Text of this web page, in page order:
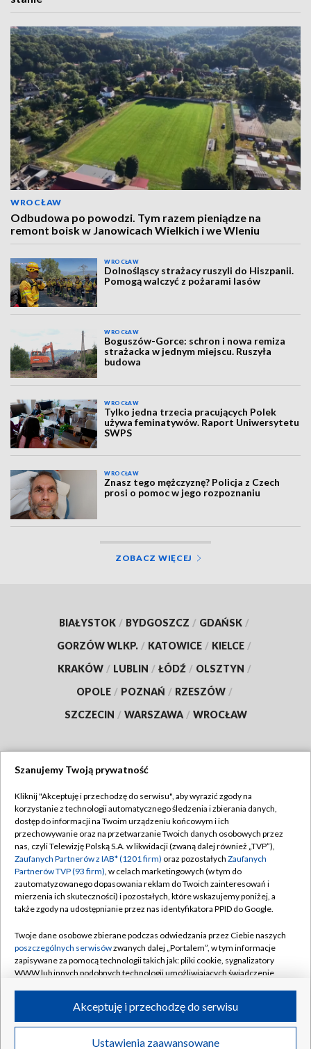
WROCŁAW
Odbudowa po powodzi. Tym razem pieniądze na
remont boisk w Janowicach Wielkich i we Wleniu
WROCŁAW
Dolnośląscy strażacy ruszyli do Hiszpanii.
Pomogą walczyć z pożarami lasów
WROCŁAW
Boguszów-Gorce: schron i nowa remiza
strażacka w jednym miejscu. Ruszyła
budowa
WROCŁAW
Tylko jedna trzecia pracujących Polek
używa feminatywów. Raport Uniwersytetu
SWPS
WROCŁAW
Znasz tego mężczyznę? Policja z Czech
prosi o pomoc w jego rozpoznaniu
ZOBACZ WIĘCEJ
BIAŁYSTOK / BYDGOSZCZ / GDAŃSK /
GORZÓW WLKP. / KATOWICE / KIELCE /
KRAKÓW / LUBLIN / ŁÓDŹ / OLSZTYN /
OPOLE / POZNAŃ / RZESZÓW /
SZCZECIN / WARSZAWA / WROCŁAW
TVP
Abonament TVP
Emisja w TVP
Centrum informacji TVP
Naziemna Telewizja Cyfrowa
Rada Programowa
System NOS
Informacje o nadawcy
Program dla prasy
Regulamin TVP
Polityka prywatności
Moje zgody
Pomoc
Kontakt
Kanały
©2026 Telewizja Polska S.A. w likwidacji
Szanujemy Twoją prywatność
Kliknij "Akceptuję i przechodzę do serwisu", aby wyrazić zgody na
korzystanie z technologii automatycznego śledzenia i zbierania danych,
dostęp do informacji na Twoim urządzeniu końcowym i ich
przechowywanie oraz na przetwarzanie Twoich danych osobowych przez
nas, czyli Telewizję Polską S.A. w likwidacji (zwaną dalej również „TVP”),
Zaufanych Partnerów z IAB* (1201 firm) oraz pozostałych Zaufanych
Partnerów TVP (93 firm), w celach marketingowych (w tym do
zautomatyzowanego dopasowania reklam do Twoich zainteresowań i
mierzenia ich skuteczności) i pozostałych, które wskazujemy poniżej, a
także zgody na udostępnianie przez nas identyfikatora PPID do Google.
Twoje dane osobowe zbierane podczas odwiedzania przez Ciebie naszych
poszczególnych serwisówzwanych dalej „Portalem”, w tym informacje
zapisywane za pomocą technologii takich jak: pliki cookie, sygnalizatory
WWW lub innych podobnych technologii umożliwiających świadczenie
ruchu w Internecie.
Twoje dane osobowe zbierane podczas odwiedzania przez Ciebie
Ustawienia zaawansowane
Akceptuję i przechodzę do serwisu